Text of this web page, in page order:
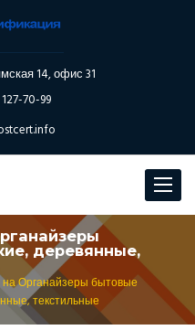
14, офис 31
70-99
Toggle
деревянные,
Органайзеры бытовые
текстильные